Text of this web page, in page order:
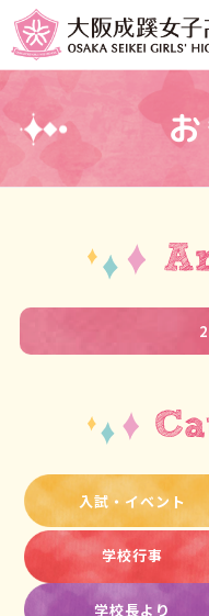
入試・イベント
学校行事
学校長より